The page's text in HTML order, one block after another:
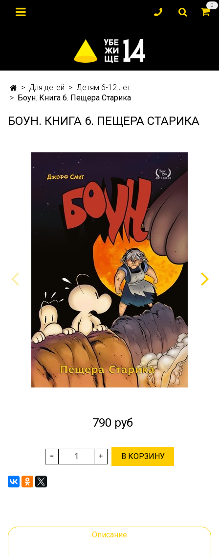
0
Для детей
Детям 6-12 лет
Боун. Книга 6. Пещера Старика
БОУН. КНИГА 6. ПЕЩЕРА СТАРИКА
790 руб
В КОРЗИНУ
Описание